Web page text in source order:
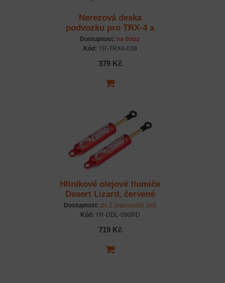
Nerezová deska
podvozku pro TRX-4 a
TRX-6
Dostupnost: na dotaz
Kód: YR-TRX4-039
379 Kč
Hliníkové olejové tlumiče
Desert Lizard, červené
90mm ( 2 ks )
Dostupnost: do 2 pracovních dnů
Kód: YR-DDL-090RD
719 Kč